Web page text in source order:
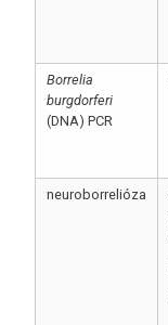
Borrelia
burgdorferi
(DNA) PCR
neuroborrelióza